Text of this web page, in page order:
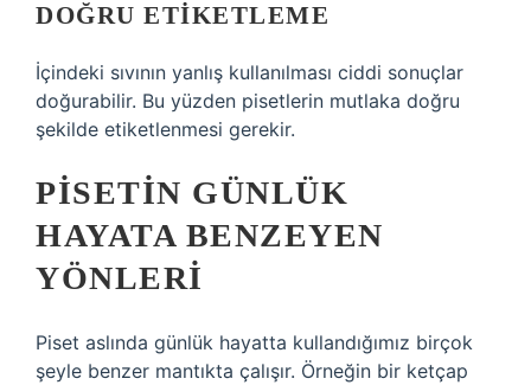
DOĞRU ETIKETLEME
İçindeki sıvının yanlış kullanılması ciddi sonuçlar
doğurabilir. Bu yüzden pisetlerin mutlaka doğru
şekilde etiketlenmesi gerekir.
PISETIN GÜNLÜK
HAYATA BENZEYEN
YÖNLERI
Piset aslında günlük hayatta kullandığımız birçok
şeyle benzer mantıkta çalışır. Örneğin bir ketçap